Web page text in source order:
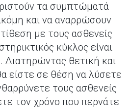
τα συμπτώματά
και να αναρρώσουν
με τους ασθενείς
κύκλος είναι
Διατηρώντας θετική και
είστε σε θέση να λύσετε
τους ασθενείς
τον χρόνο που περνάτε